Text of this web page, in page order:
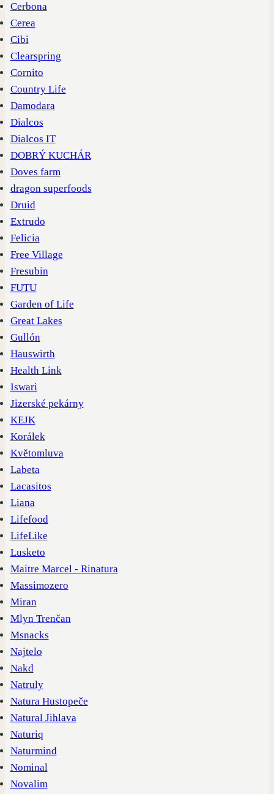
Cerbona
Cerea
Cibi
Clearspring
Cornito
Country Life
Damodara
Dialcos
Dialcos IT
DOBRÝ KUCHÁR
Doves farm
dragon superfoods
Druid
Extrudo
Felicia
Free Village
Fresubin
FUTU
Garden of Life
Great Lakes
Gullón
Hauswirth
Health Link
Iswari
Jizerské pekárny
KEJK
Korálek
Květomluva
Labeta
Lacasitos
Liana
Lifefood
LifeLike
Lusketo
Maitre Marcel - Rinatura
Massimozero
Miran
Mlyn Trenčan
Msnacks
Najtelo
Nakd
Natruly
Natura Hustopeče
Natural Jihlava
Naturiq
Naturmind
Nominal
Novalim